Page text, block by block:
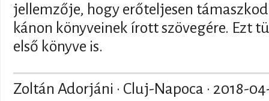
jellemzője, hogy erőteljesen
kánon könyveinek írott szövegére. Ezt
első könyve is.
Zoltán Adorjáni · Cluj-Napoca · 2018-